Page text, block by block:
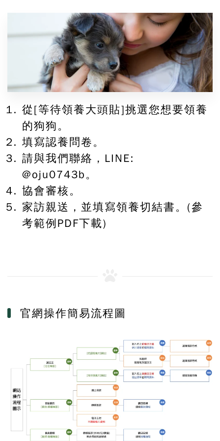
從[等待領養大頭貼]挑選您想要領養
的狗狗。
填寫認養問卷。
請與我們聯絡，LINE:
@oju0743b。
協會審核。
家訪親送，並填寫領養切結書。(參
考範例PDF下載)
官網操作簡易流程圖